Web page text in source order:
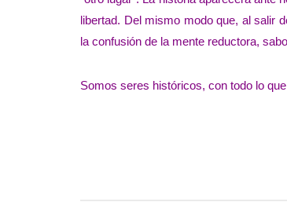
libertad. Del mismo modo que, al salir
la confusión de la mente reductora,
Somos seres históricos, con todo lo